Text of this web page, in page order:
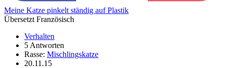
Meine Katze pinkelt ständig auf Plastik
Übersetzt Französisch
Verhalten
5 Antworten
Rasse: Mischlingskatze
20.11.15